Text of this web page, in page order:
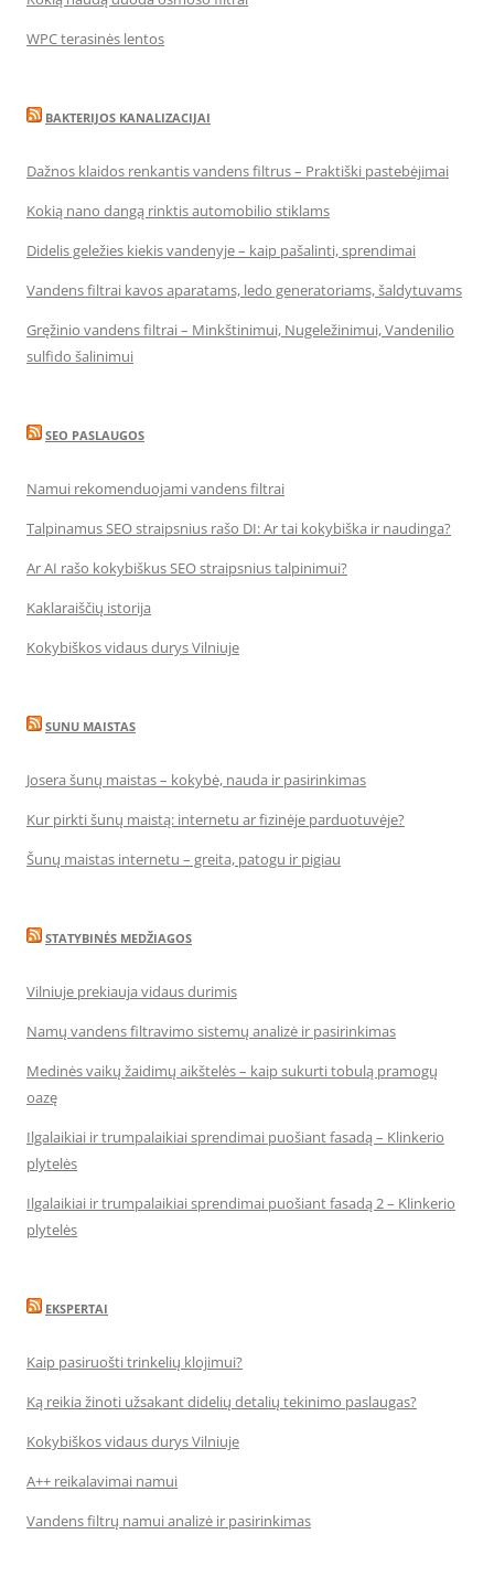
WPC terasinės lentos
BAKTERIJOS KANALIZACIJAI
Dažnos klaidos renkantis vandens filtrus – Praktiški pastebėjimai
Kokią nano dangą rinktis automobilio stiklams
Didelis geležies kiekis vandenyje – kaip pašalinti, sprendimai
Vandens filtrai kavos aparatams, ledo generatoriams, šaldytuvams
Gręžinio vandens filtrai – Minkštinimui, Nugeležinimui, Vandenilio
sulfido šalinimui
SEO PASLAUGOS
Namui rekomenduojami vandens filtrai
Talpinamus SEO straipsnius rašo DI: Ar tai kokybiška ir naudinga?
Ar AI rašo kokybiškus SEO straipsnius talpinimui?
Kaklaraiščių istorija
Kokybiškos vidaus durys Vilniuje
SUNU MAISTAS
Josera šunų maistas – kokybė, nauda ir pasirinkimas
Kur pirkti šunų maistą: internetu ar fizinėje parduotuvėje?
Šunų maistas internetu – greita, patogu ir pigiau
STATYBINĖS MEDŽIAGOS
Vilniuje prekiauja vidaus durimis
Namų vandens filtravimo sistemų analizė ir pasirinkimas
Medinės vaikų žaidimų aikštelės – kaip sukurti tobulą pramogų
oazę
Ilgalaikiai ir trumpalaikiai sprendimai puošiant fasadą – Klinkerio
plytelės
Ilgalaikiai ir trumpalaikiai sprendimai puošiant fasadą 2 – Klinkerio
plytelės
EKSPERTAI
Kaip pasiruošti trinkelių klojimui?
Ką reikia žinoti užsakant didelių detalių tekinimo paslaugas?
Kokybiškos vidaus durys Vilniuje
A++ reikalavimai namui
Vandens filtrų namui analizė ir pasirinkimas